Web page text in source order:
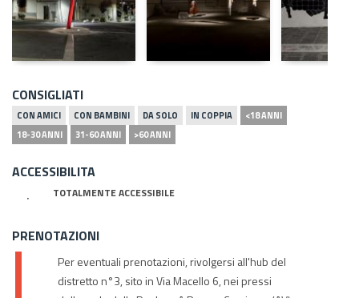
CONSIGLIATI
CON AMICI CON BAMBINI DA SOLO IN COPPIA
<18 ANNI
18-30 ANNI
31-60 ANNI >60 ANNI
ACCESSIBILITA
TOTALMENTE ACCESSIBILE
PRENOTAZIONI
Per eventuali prenotazioni, rivolgersi all'hub del
distretto n°3, sito in Via Macello 6, nei pressi